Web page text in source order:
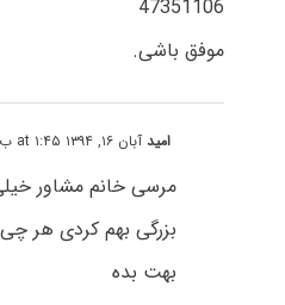
47351106
موفق باشی.
امیدآبان ۱۶, ۱۳۹۴ at ۱:۴۵ ب٫ظ
مرسی خانم مشاور
بزرگی بهم کردی هر
بهت بده